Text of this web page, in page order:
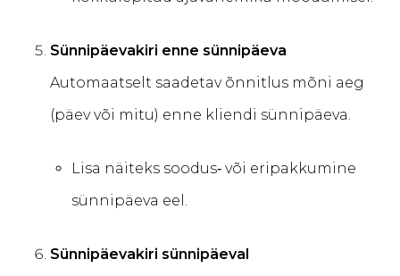
Sünnipäevakiri enne sünnipäeva
Automaatselt saadetav õnnitlus mõni aeg
(päev või mitu) enne kliendi sünnipäeva.
Lisa näiteks soodus‑ või eripakkumine
sünnipäeva eel.
Sünnipäevakiri sünnipäeval